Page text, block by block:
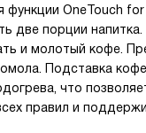
функции OneTouch
две порции
и молотый кофе.
Подставка
что
правил и